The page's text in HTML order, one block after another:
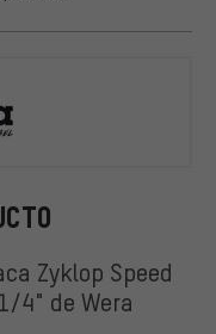
Zyklop Speed
4" de Wera